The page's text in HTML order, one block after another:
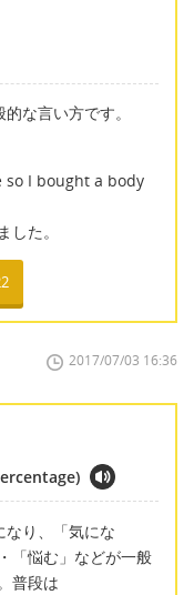
な言い方です。
I bought a body
た。
2017/07/03 16:36
り、「気にな
「悩む」などが一般
普段は